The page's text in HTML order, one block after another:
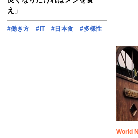
え」
#働き方 #IT #日本食 #多様性
World